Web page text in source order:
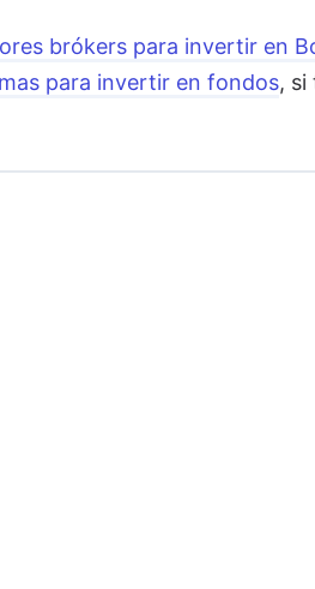
brókers para invertir en
para invertir en fondos, si